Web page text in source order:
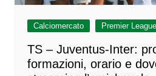
Calciomercato Premier League
TS – Juventus-Inter:
formazioni, orario e